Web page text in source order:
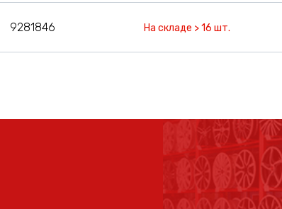
9281846 На складе > 16 шт.